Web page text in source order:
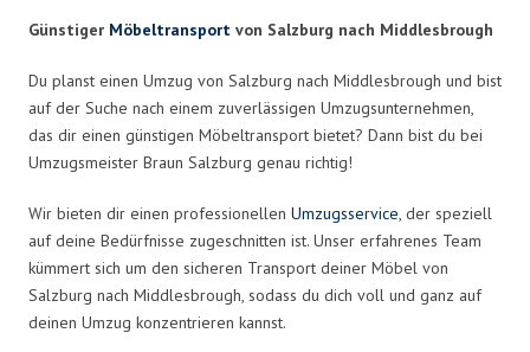
Günstiger Möbeltransport von Salzburg nach Middlesbrough
Du planst einen Umzug von Salzburg nach Middlesbrough und bist
auf der Suche nach einem zuverlässigen Umzugsunternehmen,
das dir einen günstigen Möbeltransport bietet? Dann bist du bei
Umzugsmeister Braun Salzburg genau richtig!
Wir bieten dir einen professionellen Umzugsservice, der speziell
auf deine Bedürfnisse zugeschnitten ist. Unser erfahrenes Team
kümmert sich um den sicheren Transport deiner Möbel von
Salzburg nach Middlesbrough, sodass du dich voll und ganz auf
deinen Umzug konzentrieren kannst.